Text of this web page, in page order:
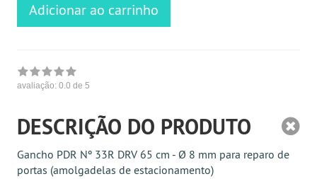
Adicionar ao carrinho
avaliação: 0.0 de 5
DESCRIÇÃO DO PRODUTO
Gancho PDR Nº 33R DRV 65 cm - Ø 8 mm para reparo de
portas (amolgadelas de estacionamento)